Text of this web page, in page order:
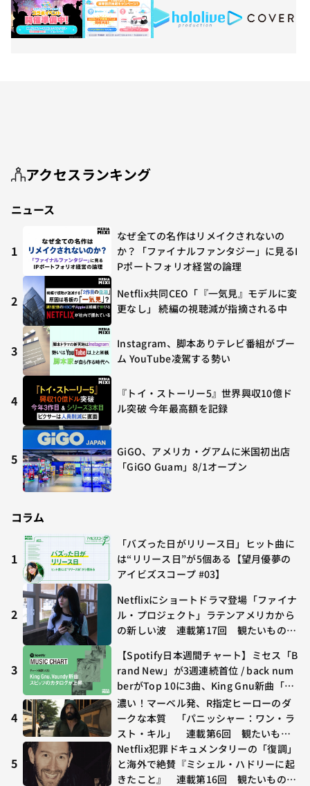
アクセスランキング
ニュース
1
なぜ全ての名作はリメイクされないの
か？「ファイナルファンタジー」に見るI
Pポートフォリオ経営の論理
2
Netflix共同CEO「『一気見』モデルに変
更なし」 続編の視聴減が指摘される中
3
Instagram、脚本ありテレビ番組がブー
ム YouTube凌駕する勢い
4
『トイ・ストーリー5』世界興収10億ド
ル突破 今年最高額を記録
5
GiGO、アメリカ・グアムに米国初出店
「GiGO Guam」8/1オープン
コラム
1
「バズった日がリリース日」ヒット曲に
は“リリース日”が5個ある【望月優夢の
アイビズスコープ #03】
2
Netflixにショートドラマ登場「ファイナ
ル・プロジェクト」ラテンアメリカから
の新しい波 連載第17回 観たいものが
3
【Spotify日本週間チャート】ミセス「B
rand New」が3週連続首位 / back num
berがTop 10に3曲、King Gnu新曲「G
O GHOST」が初登場〜集計期間：2026
年7/24〜7/30
4
濃い！マーベル発、R指定ヒーローのダ
ークな本質 「パニッシャー：ワン・ラ
スト・キル」 連載第6回 観たいもの
が多すぎる～稲垣貴俊の配信時評
5
Netflix犯罪ドキュメンタリーの「復調」
と海外で絶賛『ミシェル・ハドリーに起
きたこと』 連載第16回 観たいものが